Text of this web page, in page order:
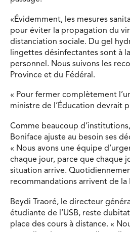
«Évidemment, les mesures
pour éviter la propagation du
distanciation sociale. Du gel
lingettes désinfectantes sont à
personnel. Nous suivons les
Province et du Fédéral.
« Pour fermer complètement
ministre de l’Éducation devrait
Comme beaucoup
Boniface ajuste au besoin ses
« Nous avons une équipe
chaque jour, parce que chaque
situation arrive.
recommandations arrivent de la
Beydi Traoré, le directeur
étudiante de l’USB, reste
place des cours à distance. «